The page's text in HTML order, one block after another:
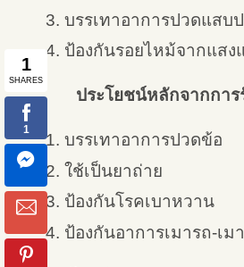
บรรเทาอาการปวดแสบ
ป้องกันรอยไหม้จากแสง
ประโยชน์หลักจากการรั
บรรเทาอาการปวดข้อ
ใช้เป็นยาถ่าย
ป้องกันโรคเบาหวาน
ป้องกันอาการเมารถ-เม